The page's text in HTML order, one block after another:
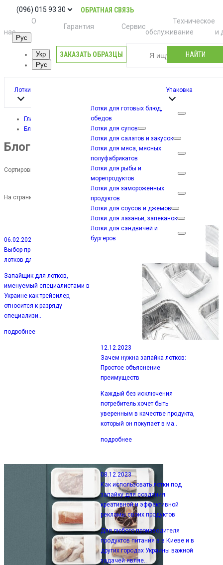
(096) 015 93 30
ОБРАТНАЯ СВЯЗЬ
О
нас
Гарантия Сервис
Техническое
обслуживание
и
Рус
Укр
Рус
ЗАКАЗАТЬ ОБРАЗЦЫ НАЙТИ
Лотки
Лотки для готовых блюд,
обедов
Лотки для супов
Лотки для салатов и закусок
Лотки для мяса, мясных
полуфабрикатов
Лотки для рыбы и
морепродуктов
Лотки для замороженных
продуктов
Лотки для соусов и джемов
Лотки для лазаньи, запеканок
Лотки для сэндвичей и
бургеров
Упаковка
Главная
Блог
Блог
Сортировка:
На странице:
06.02.2024
Выбор правильного запайщика
лотков для вашего бизнеса
Запайщик для лотков,
именуемый специалистами в
Украине как трейсилер,
относится к разряду
специализи..
подробнее
12.12.2023
Зачем нужна запайка лотков:
Простое объяснение
преимуществ
Каждый без исключения
потребитель хочет быть
уверенным в качестве продукта,
который он покупает в ма..
подробнее
08.12.2023
Как использовать лотки под
запайку для создания
креативной и эффективной
рекламы своих продуктов
Для любого производителя
продуктов питания в в Киеве и в
других городах Украины важной
задачей являе..